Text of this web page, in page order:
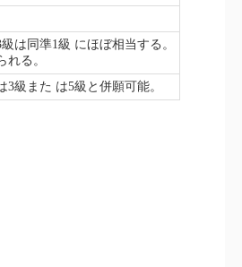
は同準1級 にほぼ相当する。
る。
級また は5級と併願可能。